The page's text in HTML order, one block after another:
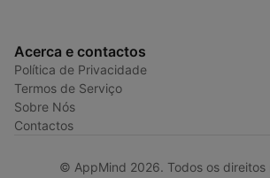
Acerca e contactos
Política de Privacidade
Termos de Serviço
Sobre Nós
Contactos
© AppMind 2026. Todos os direitos